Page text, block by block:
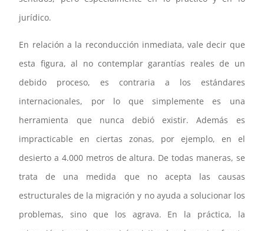
jurídico.
En relación a la reconducción inmediata, vale decir que
esta figura, al no contemplar garantías reales de un
debido proceso, es contraria a los estándares
internacionales, por lo que simplemente es una
herramienta que nunca debió existir. Además es
impracticable en ciertas zonas, por ejemplo, en el
desierto a 4.000 metros de altura. De todas maneras, se
trata de una medida que no acepta las causas
estructurales de la migración y no ayuda a solucionar los
problemas, sino que los agrava. En la práctica, la